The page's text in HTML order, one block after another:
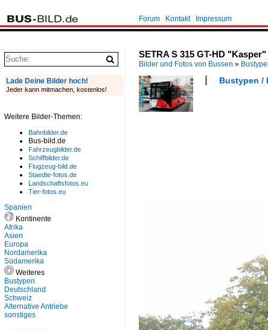
Forum Kontakt Impressum
SETRA S 315 GT-HD
Bilder und Fotos von Bussen »
Bustypen /
Lade Deine Bilder hoch!
Jeder kann mitmachen, kostenlos!
Weitere Bilder-Themen:
Bahnbilder.de
Bus-bild.de
Fahrzeugbilder.de
Schiffbilder.de
Flugzeug-bild.de
Staedte-fotos.de
Landschaftsfotos.eu
Tier-fotos.eu
Spanien
Kontinente
Afrika
Asien
Europa
Nordamerika
Südamerika
Weiteres
Bustypen
Deutschland
Schweiz
Alternative Antriebe
sonstiges